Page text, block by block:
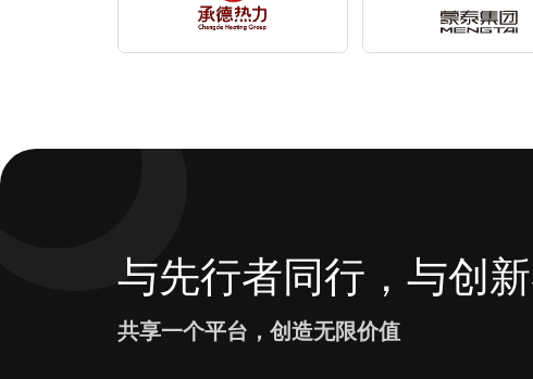
与先行者同行，与创
共享一个平台，创造无限价值